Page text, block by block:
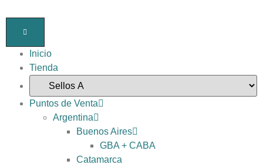
Inicio
Tienda
Puntos de Venta
Argentina
Buenos Aires
GBA + CABA
Catamarca